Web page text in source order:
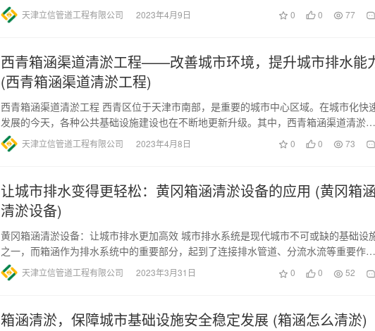
天津立信管道工程有限公司 2023年4月9日 0 0 77
西青箱涵渠道清淤工程——改善城市环境，提升城市排水能
(西青箱涵渠道清淤工程)
西青箱涵渠道清淤工程 西青区位于天津市南部，是重要的城市中心区域。在城市化快
发展的今天，各种公共基础设施建设也在不断地更新升级。其中，西青箱涵渠道清淤工
程是最重要的之一。 西青箱…
天津立信管道工程有限公司 2023年4月8日 0 0 73
让城市排水变得更轻松：黄冈箱涵清淤设备的应用 (黄冈箱涵
清淤设备)
黄冈箱涵清淤设备：让城市排水更加高效 城市排水系统是现代城市不可或缺的基础设
之一，而箱涵作为排水系统中的重要部分，起到了连接排水管道、分流水流等重要作
用。然而，在长期的使用过程中…
天津立信管道工程有限公司 2023年3月31日 0 0 52
箱涵清淤，保障城市基础设施安全稳定发展 (箱涵怎么清淤)